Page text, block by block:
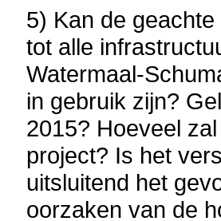
5) Kan de
tot alle
Watermaal-
in gebruik zijn?
2015? Hoeveel
project? Is het
uitsluitend het
oorzaken van de